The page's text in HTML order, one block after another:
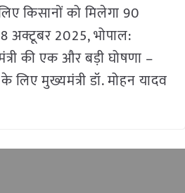
किसानों को मिलेगा 90
अक्टूबर 2025, भोपाल:
की एक और बड़ी घोषणा –
लिए मुख्यमंत्री डॉ. मोहन यादव